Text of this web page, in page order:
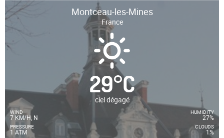
Montceau-les-Mines
France
29°C
ciel dégagé
WIND
7 KM/H, N
PRESSURE
1 ATM
HUMIDITY
27%
CLOUDS
1%